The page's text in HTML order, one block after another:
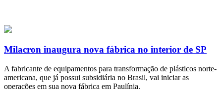
Milacron inaugura nova fábrica no interior de SP
A fabricante de equipamentos para transformação de plásticos norte-
americana, que já possui subsidiária no Brasil, vai iniciar as
operações em sua nova fábrica em Paulínia.